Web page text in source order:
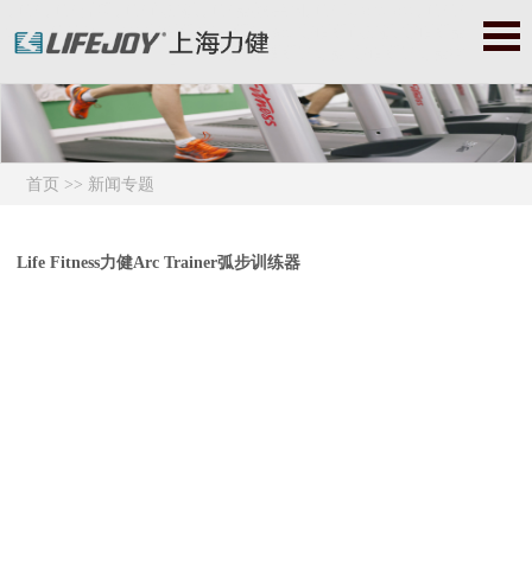
身器|力健健身器材|赛佰斯|赛百斯|Cybex|赛佰斯跑步机|赛佰斯器
械|赛佰斯健身器|赛佰斯健身器材
首页 >> 新闻专题
Life Fitness力健Arc Trainer弧步训练器